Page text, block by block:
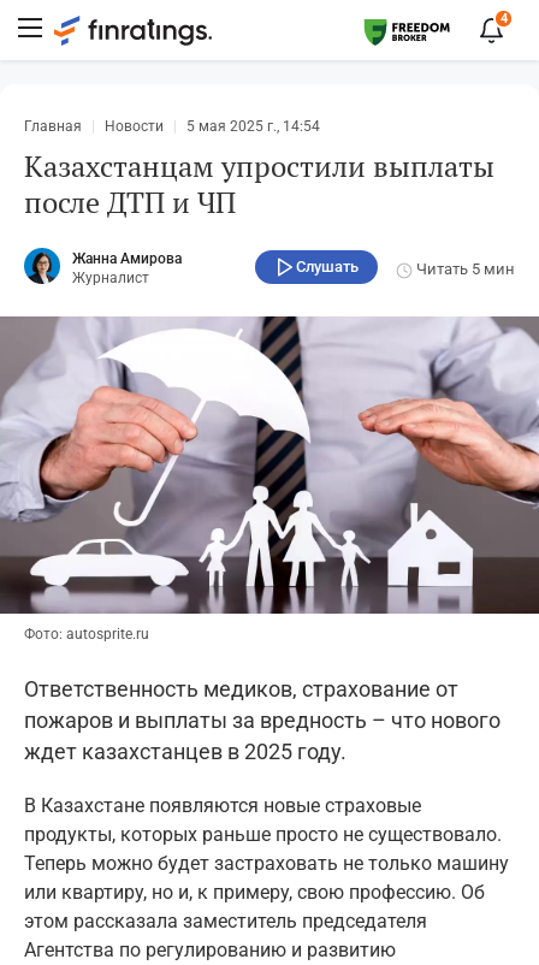
4
Главная Новости 5 мая 2025 г., 14:54
Казахстанцам упростили выплаты
после ДТП и ЧП
Жанна Амирова
Журналист
Слушать Читать 5 мин
Фото: autosprite.ru
Ответственность медиков, страхование от
пожаров и выплаты за вредность – что нового
ждет казахстанцев в 2025 году.
В Казахстане появляются новые страховые
продукты, которых раньше просто не существовало.
Теперь можно будет застраховать не только машину
или квартиру, но и, к примеру, свою профессию. Об
этом рассказала заместитель председателя
Агентства по регулированию и развитию